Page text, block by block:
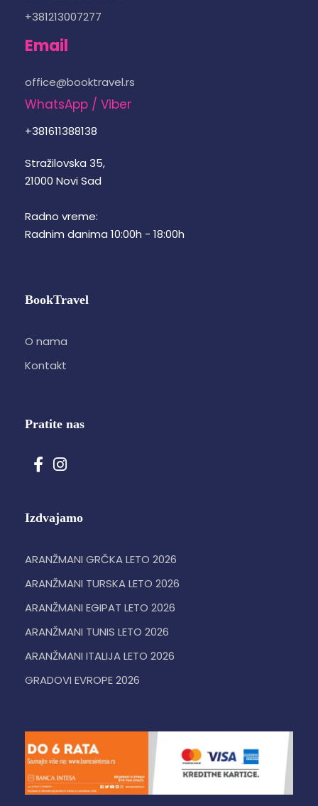
+381213007277
Email
office@booktravel.rs
WhatsApp / Viber
+381611388138
Stražilovska 35,
21000 Novi Sad
Radno vreme:
Radnim danima 10:00h - 18:00h
BookTravel
O nama
Kontakt
Pratite nas
Izdvajamo
ARANŽMANI GRČKA LETO 2026
ARANŽMANI TURSKA LETO 2026
ARANŽMANI EGIPAT LETO 2026
ARANŽMANI TUNIS LETO 2026
ARANŽMANI ITALIJA LETO 2026
GRADOVI EVROPE 2026